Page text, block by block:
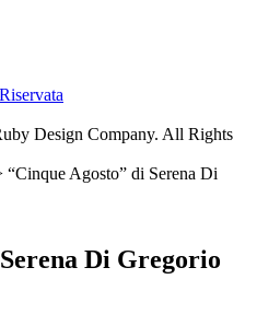
Design Company. All Rights
“Cinque Agosto” di Serena Di
Di Gregorio